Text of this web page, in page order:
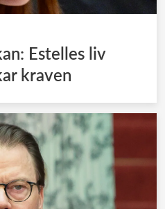
Estelles liv
kraven